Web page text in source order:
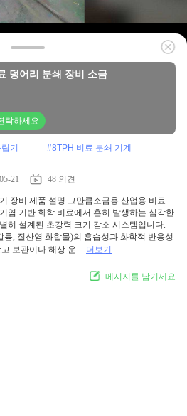
덩어리 분쇄 장비 소금
락하세요
기 #8TPH 비료 분쇄 기계
21 48 의견
장비 제품 설명 그만큼소금용 산업용 비료
염 기반 화학 비료에서 흔히 발생하는 심각한
히 설계된 초강력 크기 감소 시스템입니다.
륨, 질산염 화합물)의 흡습성과 화학적 반응성
보관이나 해상 운... 더보기
메시지를 남기세요